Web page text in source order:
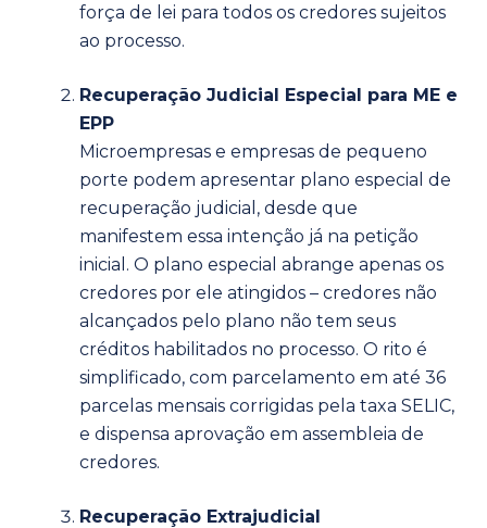
força de lei para todos os credores sujeitos
ao processo.
Recuperação Judicial Especial para ME e
EPP
Microempresas e empresas de pequeno
porte podem apresentar plano especial de
recuperação judicial, desde que
manifestem essa intenção já na petição
inicial. O plano especial abrange apenas os
credores por ele atingidos – credores não
alcançados pelo plano não tem seus
créditos habilitados no processo. O rito é
simplificado, com parcelamento em até 36
parcelas mensais corrigidas pela taxa SELIC,
e dispensa aprovação em assembleia de
credores.
Recuperação Extrajudicial